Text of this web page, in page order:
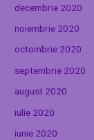
decembrie 2020
noiembrie 2020
octombrie 2020
septembrie 2020
august 2020
iulie 2020
iunie 2020